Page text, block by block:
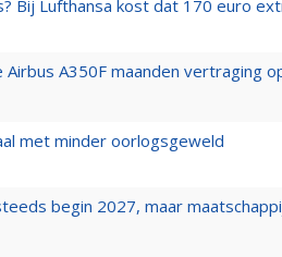
Bij Lufthansa kost dat 170 euro
A350F maanden vertraging
met minder oorlogsgeweld
begin 2027, maar